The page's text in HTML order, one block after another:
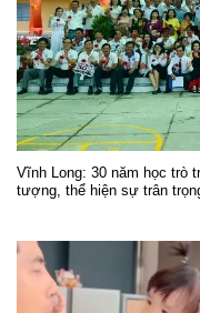
Vĩnh Long: 30 năm học trò
tượng, thể hiện sự trân